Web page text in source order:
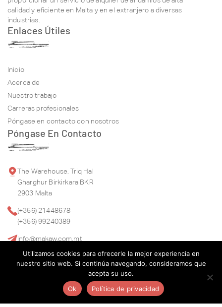
calidad y eficiente en Malta y en el extranjero a diversas
industrias.
Enlaces Útiles
Inicio
Acerca de
Nuestro trabajo
Carreras profesionales
Póngase en contacto con nosotros
Póngase En Contacto
The Warehouse, Triq Hal
Gharghur Birkirkara BKR
2903 Malta
(+356) 21448678
(+356) 99240389
info@makaw.com.mt
Utilizamos cookies para ofrecerle la mejor experiencia en
nuestro sitio web. Si continúa navegando, consideramos que
acepta su uso.
Ok
Política de privacidad